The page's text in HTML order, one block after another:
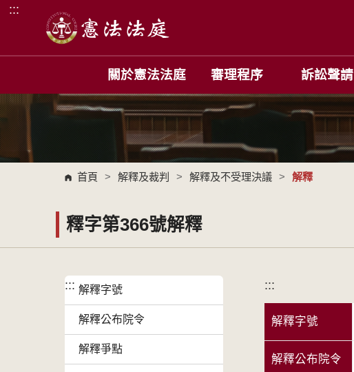
跳到主要內容區塊
:::
關於憲法法庭 審理程序 訴訟聲請
首頁 > 解釋及裁判 > 解釋及不受理決議 > 解釋
釋字第366號解釋
::: 解釋字號
解釋公布院令
解釋爭點
:::
解釋字號
解釋公布院令